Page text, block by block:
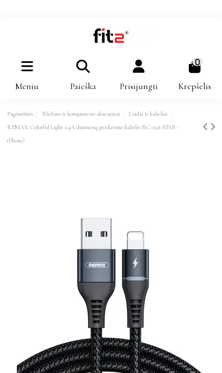
Meniu Paieška Prisijungti
0
Krepšelis
Pagrindinis Telefono ir kompiuterio aksesuarai
Laidai ir kabeliai
REMAX Colorful Light 2.4A duomenų perdavimo kabelis RC-152i (USB -
iPhone)